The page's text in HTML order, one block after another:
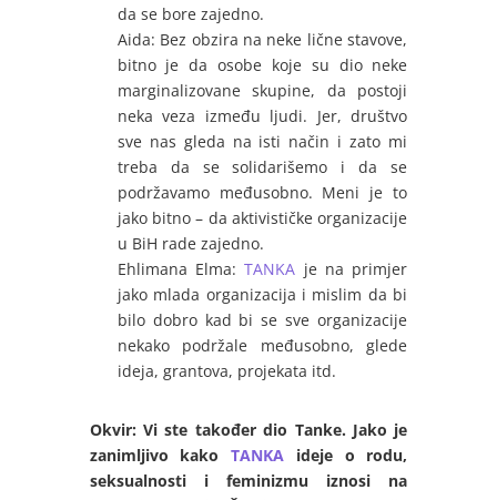
da se bore zajedno.
Aida: Bez obzira na neke lične stavove,
bitno je da osobe koje su dio neke
marginalizovane skupine, da postoji
neka veza između ljudi. Jer, društvo
sve nas gleda na isti način i zato mi
treba da se solidarišemo i da se
podržavamo međusobno. Meni je to
jako bitno – da aktivističke organizacije
u BiH rade zajedno.
Ehlimana Elma:TANKA je na primjer
jako mlada organizacija i mislim da bi
bilo dobro kad bi se sve organizacije
nekako podržale međusobno, glede
ideja, grantova, projekata itd.
Okvir: Vi ste također dio Tanke. Jako je
zanimljivo kakoTANKA ideje o rodu,
seksualnosti i feminizmu iznosi na